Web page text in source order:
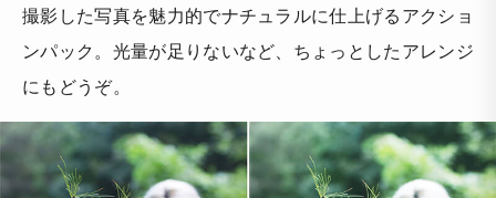
撮影した写真を魅力的でナチュラルに仕上げるアクショ
ンパック。光量が足りないなど、ちょっとしたアレンジ
にもどうぞ。